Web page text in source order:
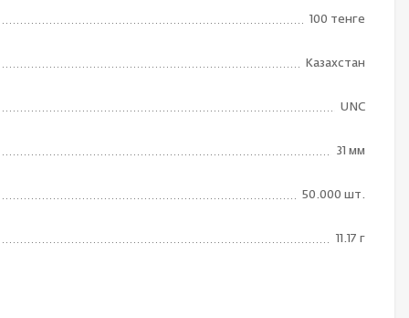
100 тенге
Казахстан
UNC
31 мм
50.000 шт.
11.17 г